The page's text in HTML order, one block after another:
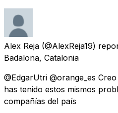
Alex Reja (@AlexReja19)
Badalona, Catalonia
@EdgarUtri @orange_es
has tenido estos mismos
compañías del país